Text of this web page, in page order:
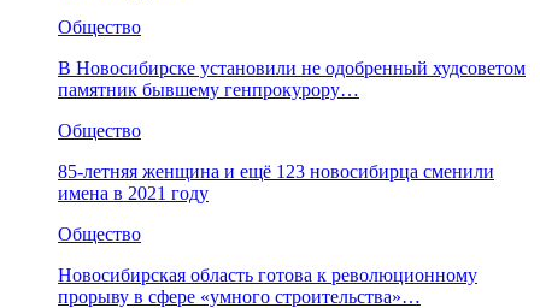
Общество
В Новосибирске установили не одобренный худсоветом
памятник бывшему генпрокурору…
Общество
85-летняя женщина и ещё 123 новосибирца сменили
имена в 2021 году
Общество
Новосибирская область готова к революционному
прорыву в сфере «умного строительства»…